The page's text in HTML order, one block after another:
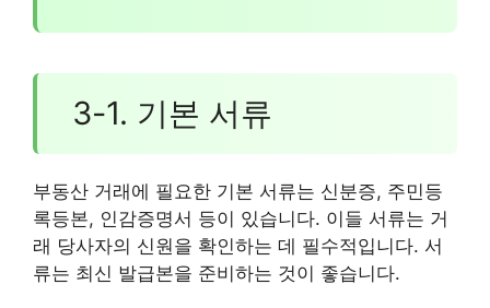
3-1. 기본 서류
부동산 거래에 필요한 기본 서류는 신분증, 주민등
록등본, 인감증명서 등이 있습니다. 이들 서류는 거
래 당사자의 신원을 확인하는 데 필수적입니다. 서
류는 최신 발급본을 준비하는 것이 좋습니다.